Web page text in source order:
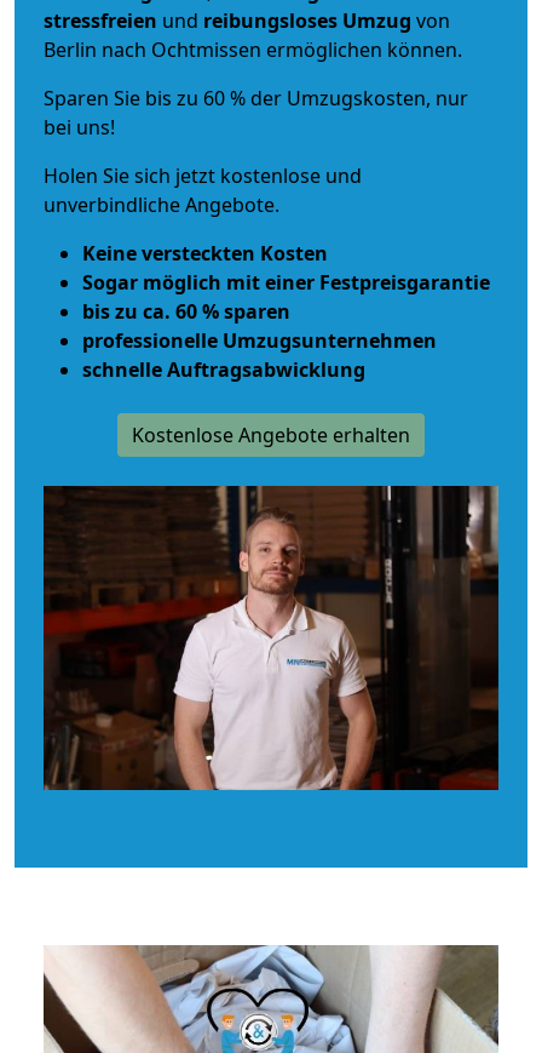
stressfreien und reibungsloses Umzug von
Berlin nach Ochtmissen ermöglichen können.
Sparen Sie bis zu 60 % der Umzugskosten, nur
bei uns!
Holen Sie sich jetzt kostenlose und
unverbindliche Angebote.
Keine versteckten Kosten
Sogar möglich mit einer Festpreisgarantie
bis zu ca. 60 % sparen
professionelle Umzugsunternehmen
schnelle Auftragsabwicklung
Kostenlose Angebote erhalten